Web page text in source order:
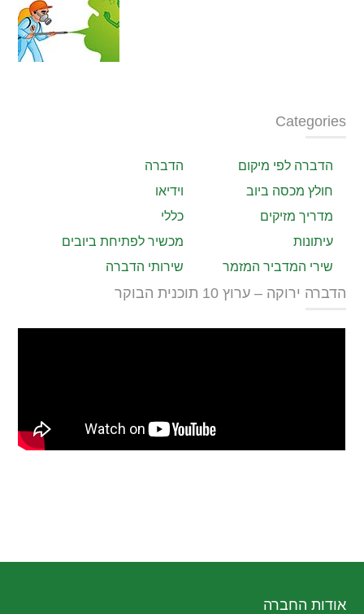
Categories
הדברה
הדברה לפי מיקום
וידיאו
חולץ מכסה ביוב
כללי
מדריך מזיקים
מכשיר לפתיחת ביובים
עיתונות
שירותי הדברה
שירי המדביר המזמר
הדברה ירוקה – ערוץ 10 תוכנית הבוקר
אודות החברה